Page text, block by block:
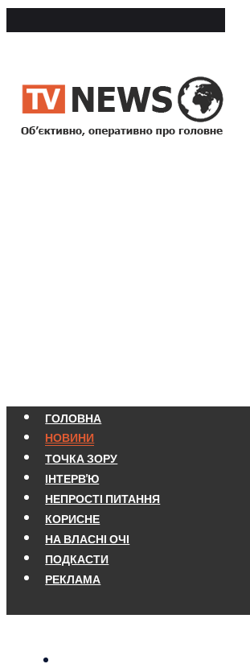
ГОЛОВНА
НОВИНИ
ТОЧКА ЗОРУ
ІНТЕРВ'Ю
НЕПРОСТІ ПИТАННЯ
КОРИСНЕ
НА ВЛАСНІ ОЧІ
ПОДКАСТИ
РЕКЛАМА